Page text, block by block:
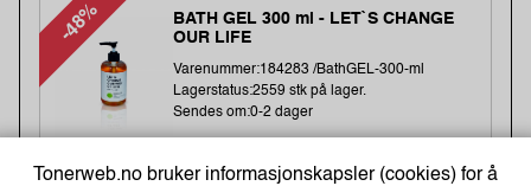
-48%
BATH GEL 300 ml - LET`S CHANGE
OUR LIFE
Varenummer:184283 /BathGEL-300-ml
Lagerstatus:2559 stk på lager.
Sendes om:0-2 dager
Tonerweb.no bruker informasjonskapsler (cookies) for å